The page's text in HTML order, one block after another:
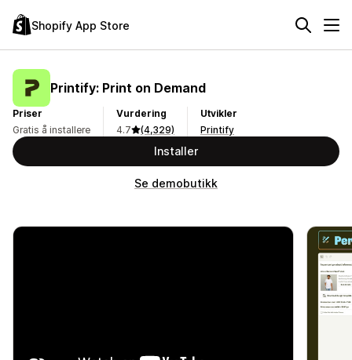
Shopify App Store
Printify: Print on Demand
Priser
Gratis å installere
Vurdering
4.7
(4,329)
Utvikler
Printify
Installer
Se demobutikk